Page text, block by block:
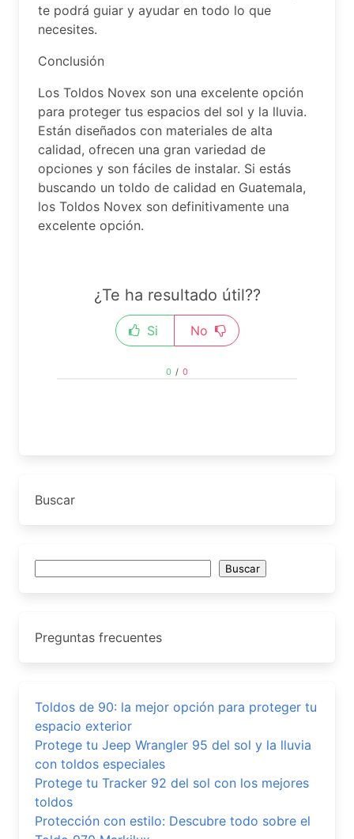
te podrá guiar y ayudar en todo lo que
necesites.
Conclusión
Los Toldos Novex son una excelente opción
para proteger tus espacios del sol y la lluvia.
Están diseñados con materiales de alta
calidad, ofrecen una gran variedad de
opciones y son fáciles de instalar. Si estás
buscando un toldo de calidad en Guatemala,
los Toldos Novex son definitivamente una
excelente opción.
¿Te ha resultado útil??
Si No
0 / 0
Buscar
Buscar
Preguntas frecuentes
Toldos de 90: la mejor opción para proteger tu
espacio exterior
Protege tu Jeep Wrangler 95 del sol y la lluvia
con toldos especiales
Protege tu Tracker 92 del sol con los mejores
toldos
Protección con estilo: Descubre todo sobre el